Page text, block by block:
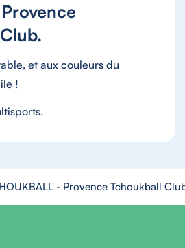
et aux couleurs du
!
- Provence Tchoukball